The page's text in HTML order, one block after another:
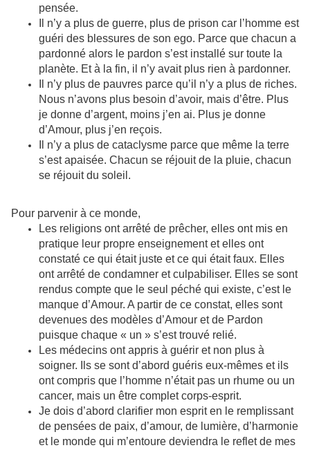
pensée.
Il n’y a plus de guerre, plus de prison car l’homme est
guéri des blessures de son ego. Parce que chacun a
pardonné alors le pardon s’est installé sur toute la
planète. Et à la fin, il n’y avait plus rien à pardonner.
Il n’y plus de pauvres parce qu’il n’y a plus de riches.
Nous n’avons plus besoin d’avoir, mais d’être. Plus
je donne d’argent, moins j’en ai. Plus je donne
d’Amour, plus j’en reçois.
Il n’y a plus de cataclysme parce que même la terre
s’est apaisée. Chacun se réjouit de la pluie, chacun
se réjouit du soleil.
Pour parvenir à ce monde,
Les religions ont arrêté de prêcher, elles ont mis en
pratique leur propre enseignement et elles ont
constaté ce qui était juste et ce qui était faux. Elles
ont arrêté de condamner et culpabiliser. Elles se sont
rendus compte que le seul péché qui existe, c’est le
manque d’Amour. A partir de ce constat, elles sont
devenues des modèles d’Amour et de Pardon
puisque chaque « un » s’est trouvé relié.
Les médecins ont appris à guérir et non plus à
soigner. Ils se sont d’abord guéris eux-mêmes et ils
ont compris que l’homme n’était pas un rhume ou un
cancer, mais un être complet corps-esprit.
Je dois d’abord clarifier mon esprit en le remplissant
de pensées de paix, d’amour, de lumière, d’harmonie
et le monde qui m’entoure deviendra le reflet de mes